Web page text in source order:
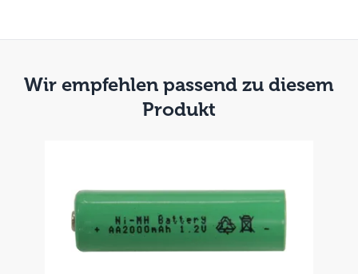
Wir empfehlen passend zu diesem
Produkt